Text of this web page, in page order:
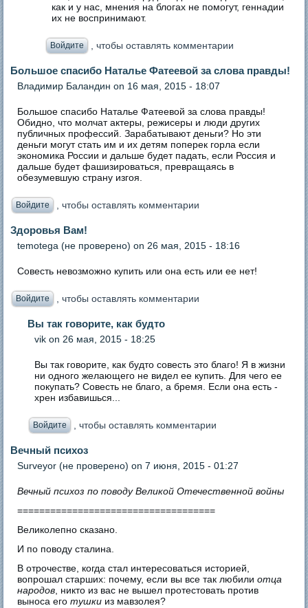
как и у нас, мнения на блогах не помогут, геннадии
их не воспринимают.
Войдите , чтобы оставлять комментарии
Большое спасибо Наталье Фатеевой за слова правды!
Владимир Баландин on 16 мая, 2015 - 18:07
Большое спасибо Наталье Фатеевой за слова правды!
Обидно, что молчат актеры, режисеры и люди других
публичных профессий. Зарабатывают деньги? Но эти
деньги могут стать им и их детям поперек горла если
экономика России и дальше будет падать, если Россия и
дальше будет фашизироваться, превращаясь в
обезумевшую страну изгоя.
Войдите , чтобы оставлять комментарии
Здоровья Вам!
temotega (не проверено) on 26 мая, 2015 - 18:16
Совесть невозможно купить или она есть или ее нет!
Войдите , чтобы оставлять комментарии
Вы так говорите, как будто
vik on 26 мая, 2015 - 18:25
Вы так говорите, как будто совесть это благо! Я в жизни
ни одного желающего не видел ее купить. Для чего ее
покупать? Совесть не благо, а бремя. Если она есть -
хрен избавишься...
Войдите , чтобы оставлять комментарии
Вечный психоз
Surveyor (не проверено) on 7 июня, 2015 - 01:27
Вечный психоз по поводу Великой Отечественной войны
====================================
Великолепно сказано.
И по поводу сталина.
В отрочестве, когда стал интересоваться историей,
вопрошал старших: почему, если вы все так любилиотца
народов, никто из вас не вышел протестовать против
выноса еготушки из мавзолея?